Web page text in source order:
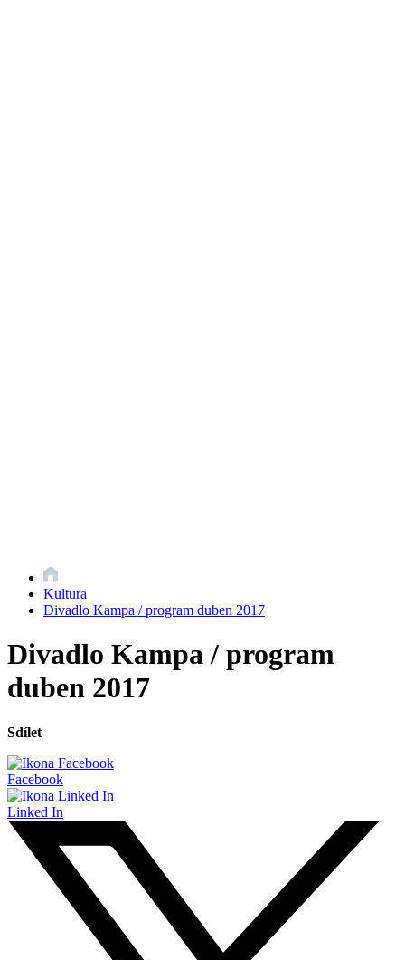
Kultura
Divadlo Kampa / program duben 2017
Divadlo Kampa / program
duben 2017
Sdílet
Facebook
Linked In